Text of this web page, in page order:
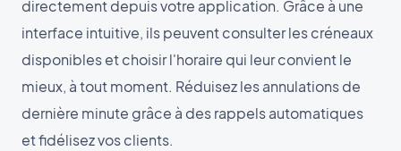
directement depuis votre application. Grâce à une
interface intuitive, ils peuvent consulter les créneaux
disponibles et choisir l'horaire qui leur convient le
mieux, à tout moment. Réduisez les annulations de
dernière minute grâce à des rappels automatiques
et fidélisez vos clients.